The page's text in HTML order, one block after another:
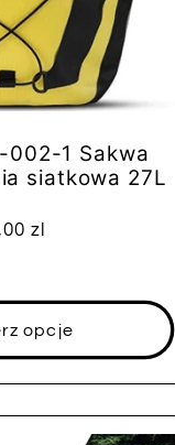
002-1 Sakwa
siatkowa 27L
zl
opcje